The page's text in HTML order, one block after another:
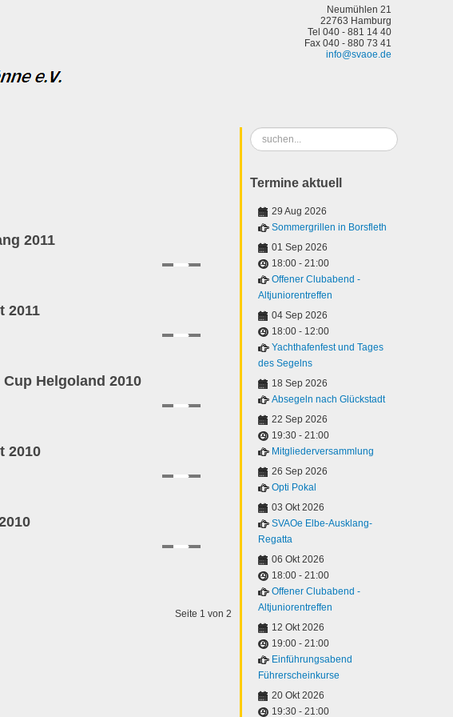
Neumühlen 21
22763 Hamburg
Tel 040 - 881 14 40
Fax 040 - 880 73 41
info@svaoe.de
2011
2011
Helgoland 2010
2010
Seite 1 von 2
Suchen
...
Termine aktuell
29 Aug 2026
Sommergrillen in Borsfleth
01 Sep 2026
18:00 - 21:00
Offener Clubabend -
Altjuniorentreffen
04 Sep 2026
18:00 - 12:00
Yachthafenfest und Tages
des Segelns
18 Sep 2026
Absegeln nach Glückstadt
22 Sep 2026
19:30 - 21:00
Mitgliederversammlung
26 Sep 2026
Opti Pokal
03 Okt 2026
SVAOe Elbe-Ausklang-
Regatta
06 Okt 2026
18:00 - 21:00
Offener Clubabend -
Altjuniorentreffen
12 Okt 2026
19:00 - 21:00
Einführungsabend
Führerscheinkurse
20 Okt 2026
19:30 - 21:00